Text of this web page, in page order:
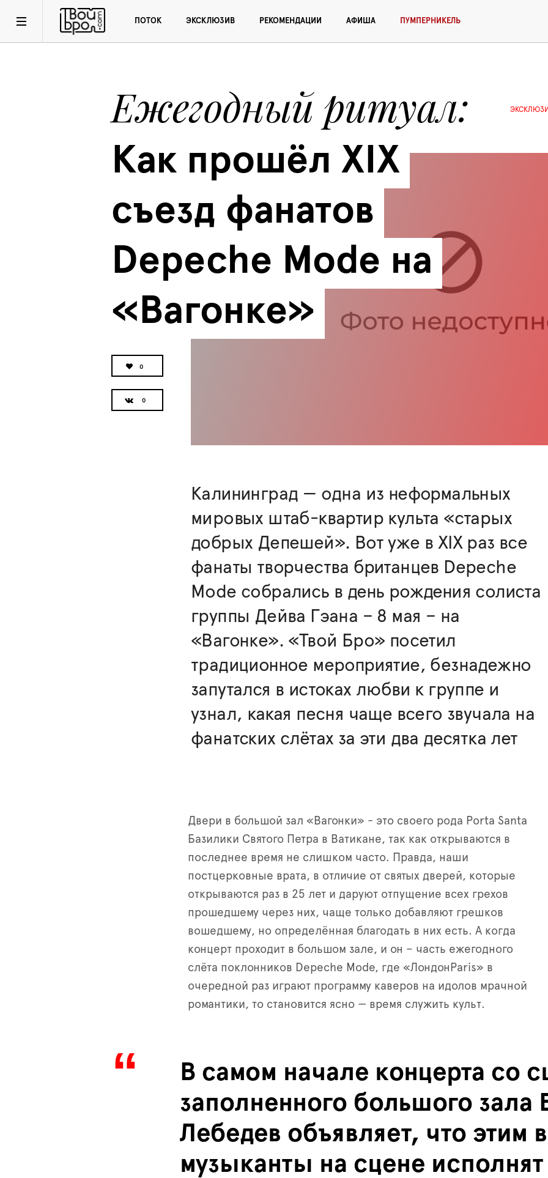
ПОТОК ЭКСКЛЮЗИВ РЕКОМЕНДАЦИИ АФИША ПУМПЕРНИКЕЛЬ
Ежегодный ритуал
Как прошёл XIX
съезд фанатов
Depeche Mode на
«Вагонке»
0
Калининград — одна из неформальных
мировых штаб-квартир культа «старых
добрых Депешей». Вот уже в XIX раз все
фанаты творчества британцев Depeche
Mode собрались в день рождения солиста
группы Дейва Гэана – 8 мая – на
«Вагонке». «Твой Бро» посетил
традиционное мероприятие, безнадежно
запутался в истоках любви к группе и
узнал, какая песня чаще всего звучала на
фанатских слётах за эти два десятка лет
Двери в большой зал «Вагонки» - это своего рода Porta Santa
Базилики Святого Петра в Ватикане, так как открываются в
последнее время не слишком часто.
равда, наши
постцерковные врата, в отличие от святых дверей, которые
открываются раз в 25 лет и даруют отпущение всех грехов
прошедшему через них, чаще только добавляют грешков
вошедшему, но определённая благодать в них есть. А когда
концерт проходит в большом зале, и он – часть ежегодного
слёта поклонников Depeche Mode, где «Лондон Paris» в
очередной раз играют программу каверов на идолов мрачной
романтики, то становится ясно — время служить культ.
В самом начале концерта со
заполненного большого зала
Лебедев объявляет, что этим
музыканты на сцене